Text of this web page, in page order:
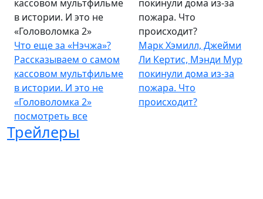
кассовом мультфильме
в истории. И это не
«Головоломка 2»
Что еще за «Нэчжа»?
Рассказываем о самом
кассовом мультфильме
в истории. И это не
«Головоломка 2»
покинули дома из-за
пожара. Что
происходит?
Марк Хэмилл, Джейми
Ли Кертис, Мэнди Мур
покинули дома из-за
пожара. Что
происходит?
посмотреть все
Трейлеры